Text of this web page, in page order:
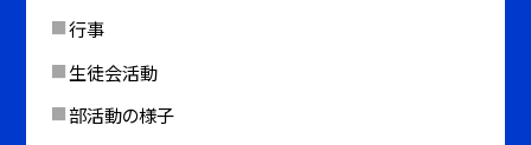
行事
生徒会活動
部活動の様子